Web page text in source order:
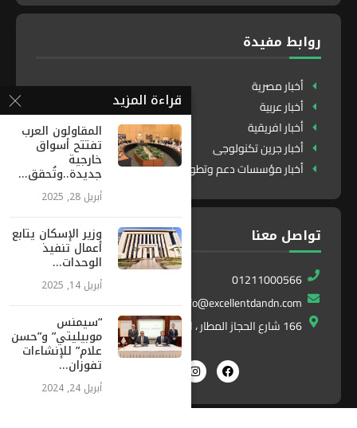
روابط مفيدة
أخبار مصرية
أخبار عربية
أخبار افريقية
أخبار جرين تكنولوجى
أخبار مؤسسات دعم وتطوير
تواصل معنا
01211000566
info@excellentdandn.com
166 شارع الحجاز المطار ، النزهة ، القاهرة ، مصر
قراءة المزيد
المقاولون العرب
تفتتح أسواق
خارجية
جديدة..وتُحقق...
أبريل 28, 2025
وزير الإسكان يتابع
أعمال تنفيذ
الوحدات...
أبريل 14, 2025
“سيمنس
موبيليتي” و”حسن
علام” للإنشاءات
تفوزان...
أبريل 24, 2024